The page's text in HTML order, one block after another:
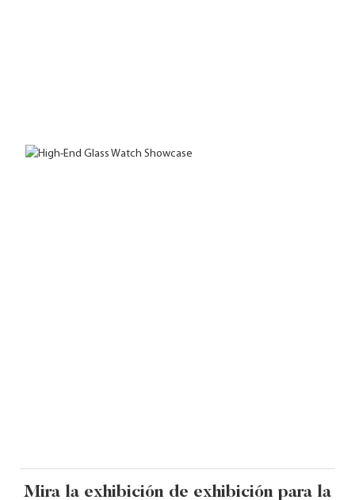
Mira la exhibición de exhibición para la